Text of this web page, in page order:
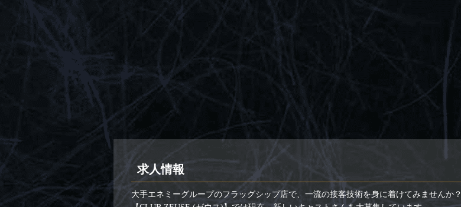
求人情報
大手エネミーグループのフラッグシップ店で、一流の接客技術を身に着けてみませんか？